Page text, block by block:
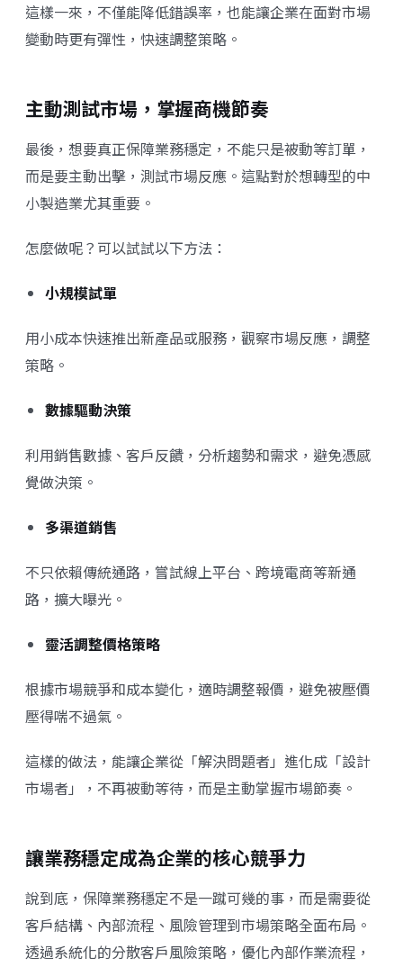
這樣一來，不僅能降低錯誤率，也能讓企業在面對市場
變動時更有彈性，快速調整策略。
主動測試市場，掌握商機節奏
最後，想要真正保障業務穩定，不能只是被動等訂單，
而是要主動出擊，測試市場反應。這點對於想轉型的中
小製造業尤其重要。
怎麼做呢？可以試試以下方法：
小規模試單
用小成本快速推出新產品或服務，觀察市場反應，調整
策略。
數據驅動決策
利用銷售數據、客戶反饋，分析趨勢和需求，避免憑感
覺做決策。
多渠道銷售
不只依賴傳統通路，嘗試線上平台、跨境電商等新通
路，擴大曝光。
靈活調整價格策略
根據市場競爭和成本變化，適時調整報價，避免被壓價
壓得喘不過氣。
這樣的做法，能讓企業從「解決問題者」進化成「設計
市場者」，不再被動等待，而是主動掌握市場節奏。
讓業務穩定成為企業的核心競爭力
說到底，保障業務穩定不是一蹴可幾的事，而是需要從
客戶結構、內部流程、風險管理到市場策略全面布局。
透過系統化的分散客戶風險策略，優化內部作業流程，